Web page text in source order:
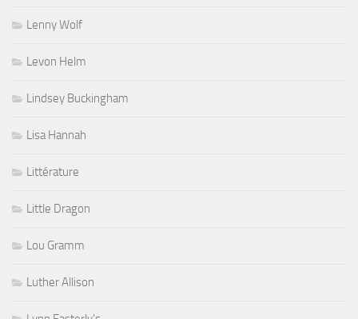
Lenny Wolf
Levon Helm
Lindsey Buckingham
Lisa Hannah
Littérature
Little Dragon
Lou Gramm
Luther Allison